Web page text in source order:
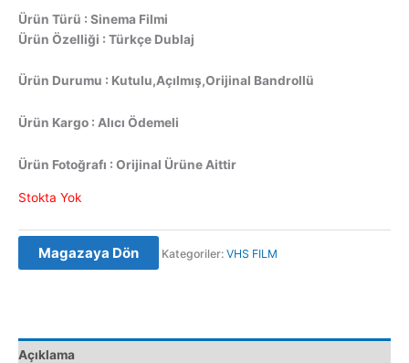
Ürün Türü : Sinema Filmi
Ürün Özelliği : Türkçe Dublaj
Ürün Durumu : Kutulu,Açılmış,Orijinal Bandrollü
Ürün Kargo : Alıcı Ödemeli
Ürün Fotoğrafı : Orijinal Ürüne Aittir
Stokta Yok
Magazaya Dön Kategoriler: VHS FILM
Açıklama